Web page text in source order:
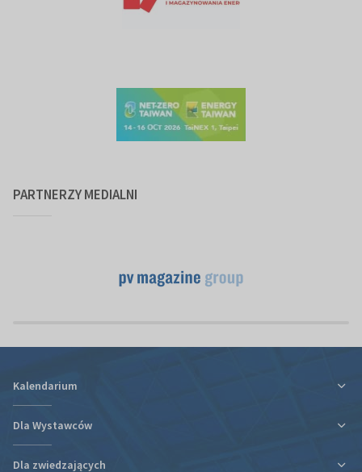
PARTNERZY MEDIALNI
Kalendarium
Dla Wystawców
Dla zwiedzających